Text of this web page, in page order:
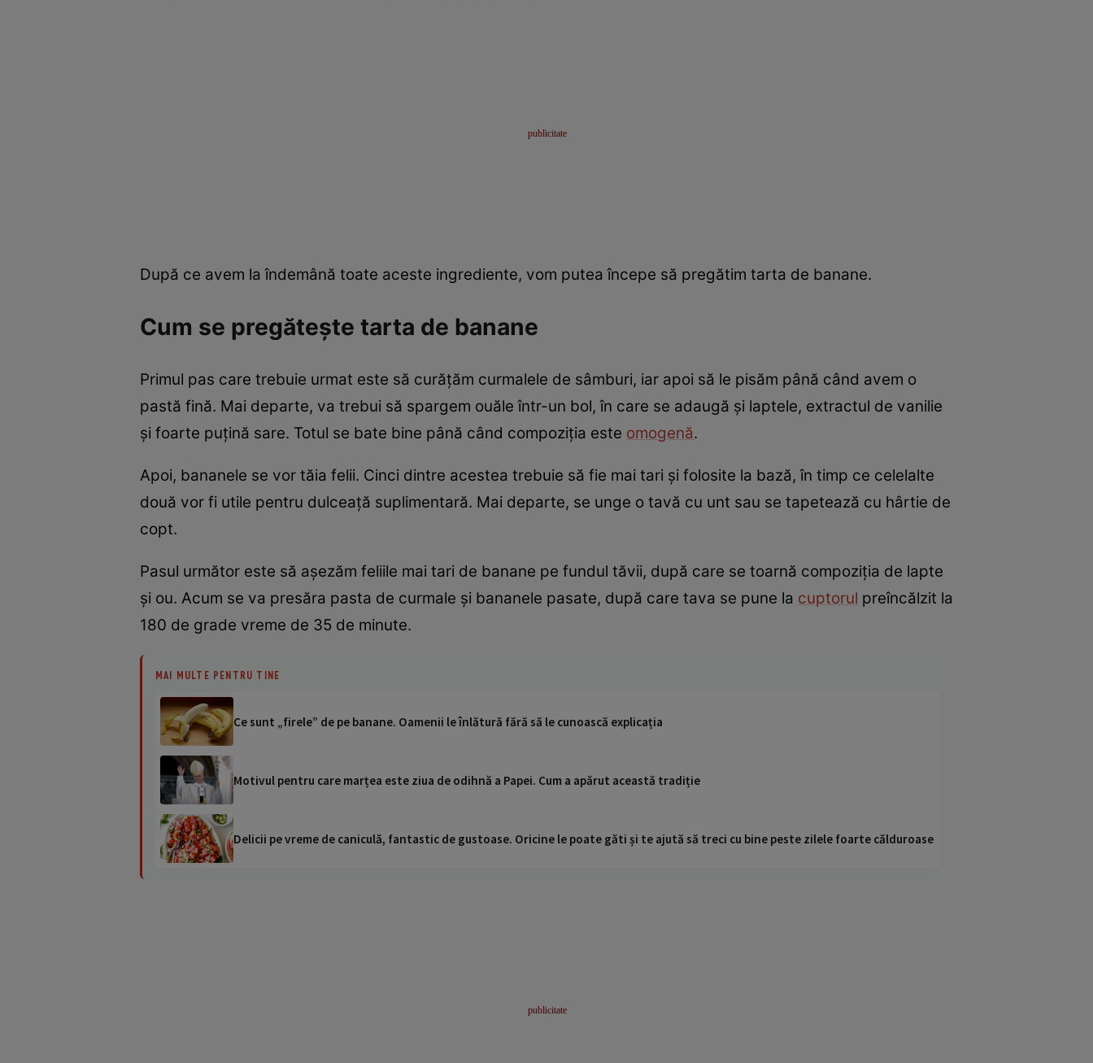
După ce avem la îndemână toate aceste ingrediente, vom putea începe să pregătim tarta de banane.
Cum se pregătește tarta de banane
Primul pas care trebuie urmat este să curățăm curmalele de sâmburi, iar apoi să le pisăm până când avem o
pastă fină. Mai departe, va trebui să spargem ouăle într-un bol, în care se adaugă și laptele, extractul de vanilie
și foarte puțină sare. Totul se bate bine până când compoziția este omogenă.
Apoi, bananele se vor tăia felii. Cinci dintre acestea trebuie să fie mai tari și folosite la bază, în timp ce celelalte
două vor fi utile pentru dulceață suplimentară. Mai departe, se unge o tavă cu unt sau se tapetează cu hârtie de
copt.
Pasul următor este să așezăm feliile mai tari de banane pe fundul tăvii, după care se toarnă compoziția de lapte
și ou. Acum se va presăra pasta de curmale și bananele pasate, după care tava se pune la cuptorul preîncălzit la
180 de grade vreme de 35 de minute.
MAI MULTE PENTRU TINE
Ce sunt „firele” de pe banane. Oamenii le înlătură fără să le cunoască explicația
Motivul pentru care marțea este ziua de odihnă a Papei. Cum a apărut această tradiție
Delicii pe vreme de caniculă, fantastic de gustoase. Oricine le poate găti și te ajută să treci cu bine peste zilele foarte călduroase